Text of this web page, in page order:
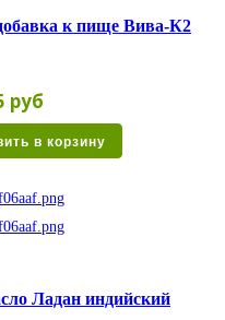
к пище Вива-К2
руб
Ладан индийский